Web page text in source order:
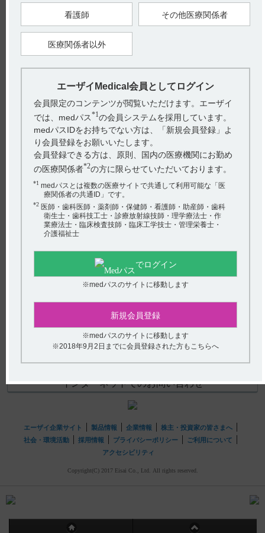
【引用】
1）コアテック注5mg電子添文 2020年11月改訂（第1版） 4．効
2）コアテック注SB9mg電子添文 2020年7月改訂（第1版） 4．
効能又は効果
【更新年月】
関連するQ&A
【テラプチク】 投与時や調製時などで、注意することは
あるか教えてください。
【レンビマ】 疲労・倦怠感・無力症の副作用について教
えてください。
【コアテック】 規制区分について教えてください。
【コアテック】 警告の内容とその理由は？
アンケート:ご意見をお聞かせください
(選択してください)
送信する
看護師 その他医療関係者
医療関係者以外
エーザイMedical会員としてログイン
会員限定のコンテンツが閲覧いただけます。エーザイ
では、medパス*1の会員システムを採用しています。
medパスIDをお持ちでない方は、「新規会員登録」よ
り会員登録をお願いいたします。
会員登録できる方は、原則、国内の医療機関にお勤め
の医療関係者*2の方に限らせていただいております。
*1 medパスとは複数の医療サイトで共通して利用可能な「医
療関係者の共通ID」です。
*2 医師・歯科医師・薬剤師・保健師・看護師・助産師・歯科
衛生士・歯科技工士・診療放射線技師・理学療法士・作
業療法士・臨床検査技師・臨床工学技士・管理栄養士・
介護福祉士
でログイン
※medパスのサイトに移動します
新規会員登録
※medパスのサイトに移動します
※2018年9月2日までに会員登録された方もこちらへ
hhcホットライン
(平日9時〜18時 土日・祝日9時〜17時)
フリーダイヤル0120-419-497
インターネットでのお問い合わせ
エーザイ企業サイト 製品情報 企業情報
株主・投資家の皆さまへ
社会・環境活動
採用情報 プライバシーポリシー
ご利用について
アクセシビリティ
Copyright(C) 2017 Eisai Co., Ltd. All rights reserved.